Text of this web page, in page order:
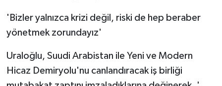
'Bizler yalnızca krizi değil, riski de hep beraber
yönetmek zorundayız'
Uraloğlu, Suudi Arabistan ile Yeni ve Modern
Hicaz Demiryolu'nu canlandıracak iş birliği